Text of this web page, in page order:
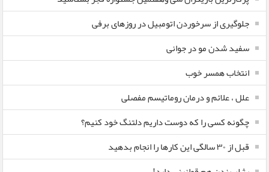
جلوگیری از سرخوردن اتومبیل در روزهای برفی
سفید شدن مو در جوانی
انتخاب همسر خوب
علل ، علائم و درمان روماتیسم مفصلی
چگونه کسی را که دوست داریم دلتنگ خود کنیم؟
قبل از ۳۰ سالگی این کارها را انجام بدهید